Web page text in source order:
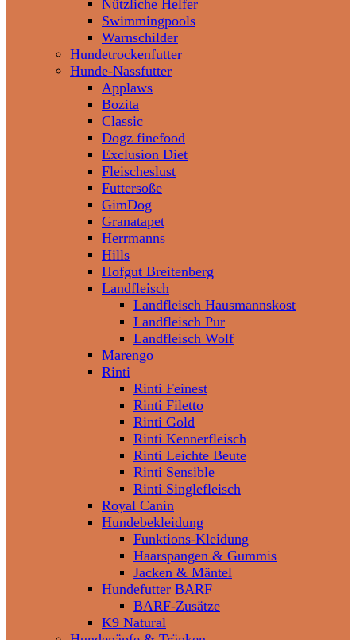
Nützliche Helfer
Swimmingpools
Warnschilder
Hundetrockenfutter
Hunde-Nassfutter
Applaws
Bozita
Classic
Dogz finefood
Exclusion Diet
Fleischeslust
Futtersoße
GimDog
Granatapet
Herrmanns
Hills
Hofgut Breitenberg
Landfleisch
Landfleisch Hausmannskost
Landfleisch Pur
Landfleisch Wolf
Marengo
Rinti
Rinti Feinest
Rinti Filetto
Rinti Gold
Rinti Kennerfleisch
Rinti Leichte Beute
Rinti Sensible
Rinti Singlefleisch
Royal Canin
Hundebekleidung
Funktions-Kleidung
Haarspangen & Gummis
Jacken & Mäntel
Hundefutter BARF
BARF-Zusätze
K9 Natural